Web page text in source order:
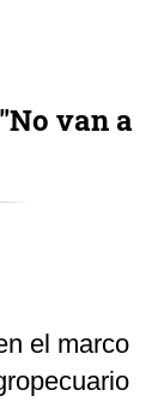
van a
el marco